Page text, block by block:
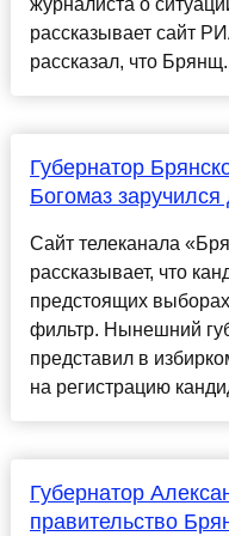
журналиста о
рассказывает сайт
рассказал, что
Губернатор
Богомаз
Сайт телеканала
рассказывает, что
предстоящих
фильтр. Нынешний
представил в
на регистрацию
Губернатор
правительство